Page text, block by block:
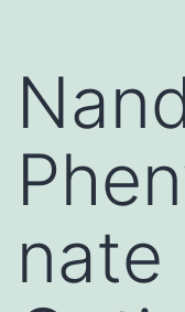
nate